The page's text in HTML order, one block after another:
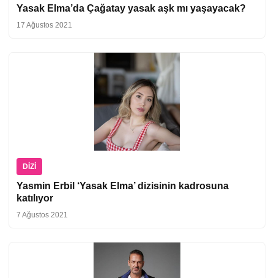
Yasak Elma’da Çağatay yasak aşk mı yaşayacak?
17 Ağustos 2021
DIZI
Yasmin Erbil ‘Yasak Elma’ dizisinin kadrosuna
katılıyor
7 Ağustos 2021